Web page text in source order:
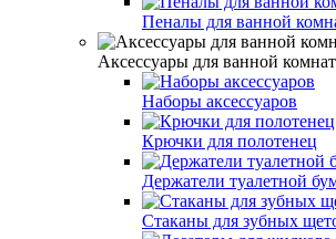
Пеналы для ванной
Аксессуары для ванной
Наборы аксессуаров
Крючки для полотенец
Держатели туалетной
Стаканы для зубных